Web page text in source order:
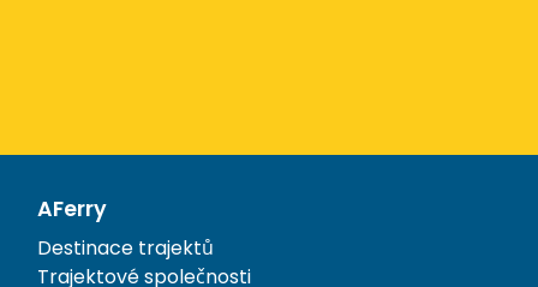
AFerry
Destinace trajektů
Trajektové společnosti